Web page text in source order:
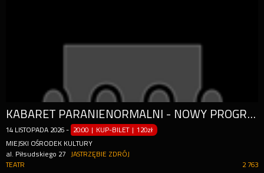
KABARET PARANIENORMALNI - NOWY PROGRAM "OSTRE CIĘCIE"
14 LISTOPADA 2026 - 20:00 | KUP-BILET |120zł
MIEJSKI OŚRODEK KULTURY
al. Piłsudskiego 27
JASTRZĘBIE ZDRÓJ
2 763
TEATR